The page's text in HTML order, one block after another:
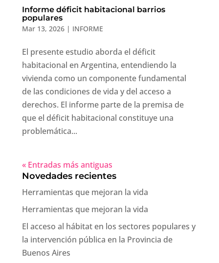
Informe déficit habitacional barrios
populares
Mar 13, 2026| INFORME
El presente estudio aborda el déficit
habitacional en Argentina, entendiendo la
vivienda como un componente fundamental
de las condiciones de vida y del acceso a
derechos. El informe parte de la premisa de
que el déficit habitacional constituye una
problemática...
« Entradas más antiguas
Novedades recientes
Herramientas que mejoran la vida
Herramientas que mejoran la vida
El acceso al hábitat en los sectores populares y
la intervención pública en la Provincia de
Buenos Aires